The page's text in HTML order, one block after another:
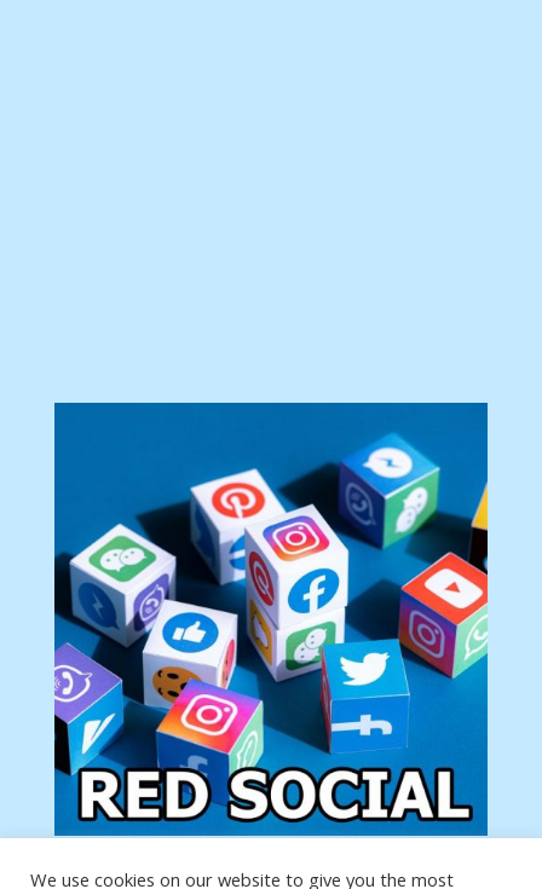
We use cookies on our website to give you the most